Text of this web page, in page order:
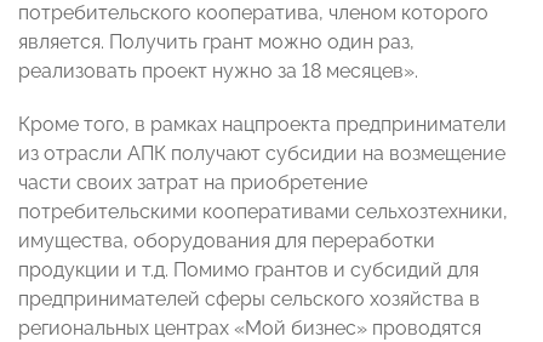
потребительского кооператива, членом которого
является. Получить грант можно один раз,
реализовать проект нужно за 18 месяцев».
Кроме того, в рамках нацпроекта предприниматели
из отрасли АПК получают субсидии на возмещение
части своих затрат на приобретение
потребительскими кооперативами сельхозтехники,
имущества, оборудования для переработки
продукции и т.д. Помимо грантов и субсидий для
предпринимателей сферы сельского хозяйства в
региональных центрах «Мой бизнес» проводятся